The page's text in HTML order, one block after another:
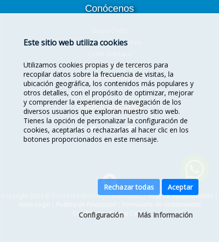
Este sitio web utiliza cookies
Utilizamos cookies propias y de terceros para
recopilar datos sobre la frecuencia de visitas, la
ubicación geográfica, los contenidos más populares y
otros detalles, con el propósito de optimizar, mejorar
y comprender la experiencia de navegación de los
diversos usuarios que exploran nuestro sitio web.
Tienes la opción de personalizar la configuración de
cookies, aceptarlas o rechazarlas al hacer clic en los
botones proporcionados en este mensaje.
Rechazar todas Aceptar
Configuración Más Información
Conócenos
Misión, Visión, Valores
Trabaja con Nosotros
Preguntas Frecuentes
Redes Sociales
Copyright 2024 © Todos los derechos reservados. |Hoja de Reclamaciones
Condiciones Premio Ceifor